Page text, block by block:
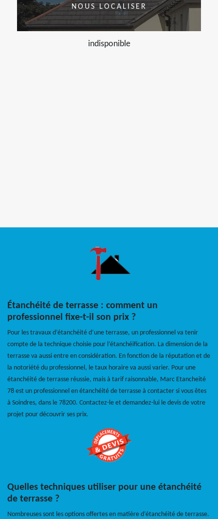
NOUS LOCALISER
indisponible
Étanchéité de terrasse : comment un
professionnel fixe-t-il son prix ?
Pour les travaux d’étanchéité d’une terrasse, un professionnel va tenir
compte de la technique choisie pour l’étanchéification. La dimension de la
terrasse va aussi entre en considération. En fonction de la réputation et de
la notoriété du professionnel, le taux horaire va aussi varier. Pour une
étanchéité de terrasse réussie, mais à tarif raisonnable, Marc Etancheité
78 est un professionnel en étanchéité de terrasse à contacter si vous êtes
à Soindres, dans le 78200. Contactez-le et demandez-lui le devis de votre
projet pour découvrir ses prix.
Quelles techniques utiliser pour une étanchéité
de terrasse ?
Nombreuses sont les options offertes en matière d’étanchéité de terrasse.